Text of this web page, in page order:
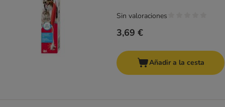
3,69 €
Sin valoraciones
Añadir a la cesta